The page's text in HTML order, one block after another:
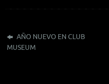
AÑO NUEVO EN CLUB
MUSEUM